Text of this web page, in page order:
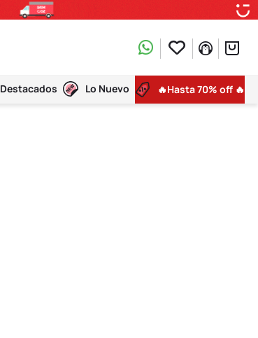
Destacados Lo Nuevo 🔥Hasta 70% off 🔥